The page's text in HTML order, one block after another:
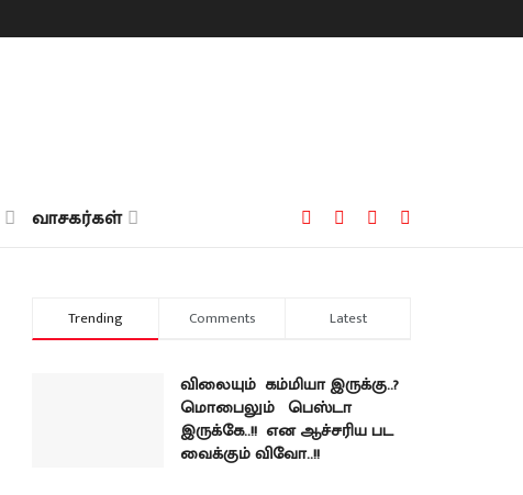
வாசகர்கள்
Trending Comments Latest
விலையும் கம்மியா இருக்கு..?
மொபைலும் பெஸ்டா
இருக்கே..!! என ஆச்சரிய பட
வைக்கும் விவோ..!!